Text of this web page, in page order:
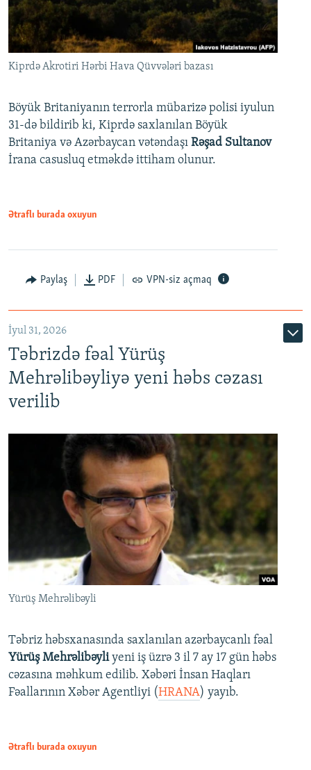
Kiprdə Akrotiri Hərbi Hava Qüvvələri bazası
Böyük Britaniyanın terrorla mübarizə polisi iyulun
31-də bildirib ki, Kiprdə saxlanılan Böyük
Britaniya və Azərbaycan vətəndaşı Rəşad Sultanov
İrana casusluq etməkdə ittiham olunur.
Ətraflı burada oxuyun
Paylaş PDF VPN-siz açmaq
İyul 31, 2026
Təbrizdə fəal Yürüş
Mehrəlibəyliyə yeni həbs cəzası
verilib
Yürüş Mehrəlibəyli
Təbriz həbsxanasında saxlanılan azərbaycanlı fəal
Yürüş Mehrəlibəyliyeni iş üzrə 3 il 7 ay 17 gün həbs
cəzasına məhkum edilib. Xəbəri İnsan Haqları
Fəallarının Xəbər Agentliyi (HRANA) yayıb.
Ətraflı burada oxuyun